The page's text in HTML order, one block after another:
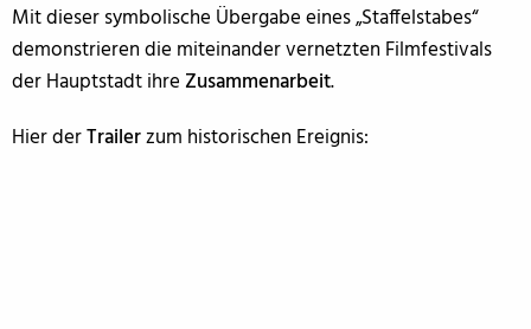
Mit dieser symbolische Übergabe eines „Staffelstabes“
demonstrieren die miteinander vernetzten Filmfestivals
der Hauptstadt ihre Zusammenarbeit.
Hier derTrailerzum historischen Ereignis: